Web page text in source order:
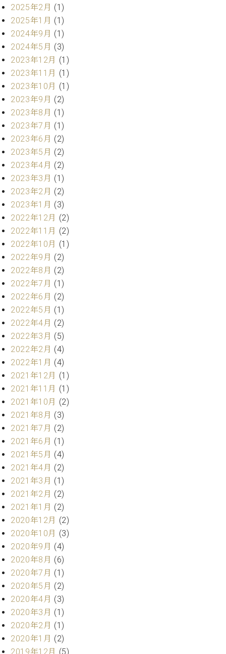
C.
ベ
シ
ュ
タ
イ
ン
コ
ン
サ
ー
ト
ア
ッ
ラ
イ
ト
ピ
ア
ノ
C.
ベ
ヒ
シ
ュ
イ
ン
レ
ジ
デ
ン
ス
ア
ッ
プ
ラ
イ
ピ
ア
ノ
C.
ベ
ヒ
シ
ュ
タ
イ
ン
ア
カ
デ
ミ
入
実
績
音
楽
室
愛
用
者
の
声
コ
ク
ー
ル
音
楽
教
ト
ラ
ム
東
京
店
長
ご
展
示
情
報
ホー
スタ
ジオ
レン
タル
ホー
ル・
スタ
ジオ
空き
状況
動
画
録
サ
ー
ビ
ス
教
室
ピ
ア
ノ
コ
ン
シ
ェ
ル
ア
ク
セ
ス
セン
ム東
京の
ご案
2025年2月 (1)
2025年1月 (1)
2024年9月 (1)
2024年5月 (3)
2023年12月 (1)
2023年11月 (1)
2023年10月 (1)
2023年9月 (2)
2023年8月 (1)
2023年7月 (1)
2023年6月 (2)
2023年5月 (2)
2023年4月 (2)
2023年3月 (1)
2023年2月 (2)
2023年1月 (3)
2022年12月 (2)
2022年11月 (2)
2022年10月 (1)
2022年9月 (2)
2022年8月 (2)
2022年7月 (1)
2022年6月 (2)
2022年5月 (1)
2022年4月 (2)
2022年3月 (5)
2022年2月 (4)
2022年1月 (4)
2021年12月 (1)
2021年11月 (1)
2021年10月 (2)
2021年8月 (3)
2021年7月 (2)
2021年6月 (1)
2021年5月 (4)
2021年4月 (2)
2021年3月 (1)
2021年2月 (2)
2021年1月 (2)
2020年12月 (2)
2020年10月 (3)
2020年9月 (4)
2020年8月 (6)
2020年7月 (1)
2020年5月 (2)
2020年4月 (3)
2020年3月 (1)
2020年2月 (1)
2020年1月 (2)
2019年12月 (5)